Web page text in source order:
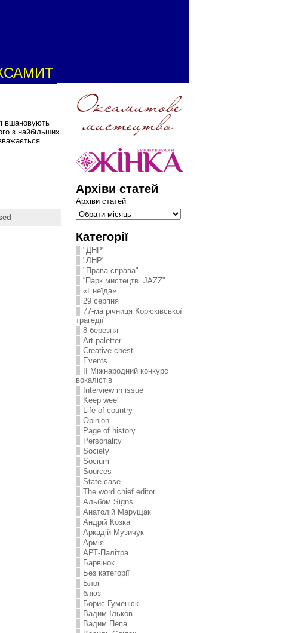
вшановують
з найбільших
Архіви статей
Архіви статей
Категорії
"ДНР"
"ЛНР"
"Права справа"
“Парк мистецтв. JAZZ”
«Енеїда»
29 серпня
77-ма річниця Корюківської
трагедії
8 березня
Art-paletter
Creative chest
Events
II Міжнародний конкурс
вокалістів
Interview in issue
Keep weel
Life of country
Opinion
Page of history
Personality
Society
Socium
Sources
State case
The word chief editor
Альбом Signs
Анатолій Марущак
Андрій Козка
Аркадій Музичук
Армія
АРТ-Палітра
Барвінок
Без категорії
Блог
блюз
Борис Гуменюк
Вадим Ільков
Вадим Пепа